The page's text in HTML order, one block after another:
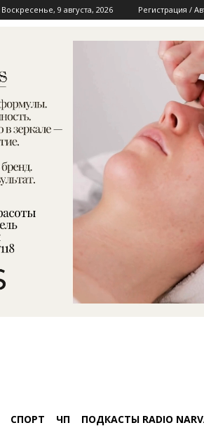
Воскресенье, 9 августа, 2026 Регистрация /
СПОРТ ЧП ПОДКАСТЫ RADIO